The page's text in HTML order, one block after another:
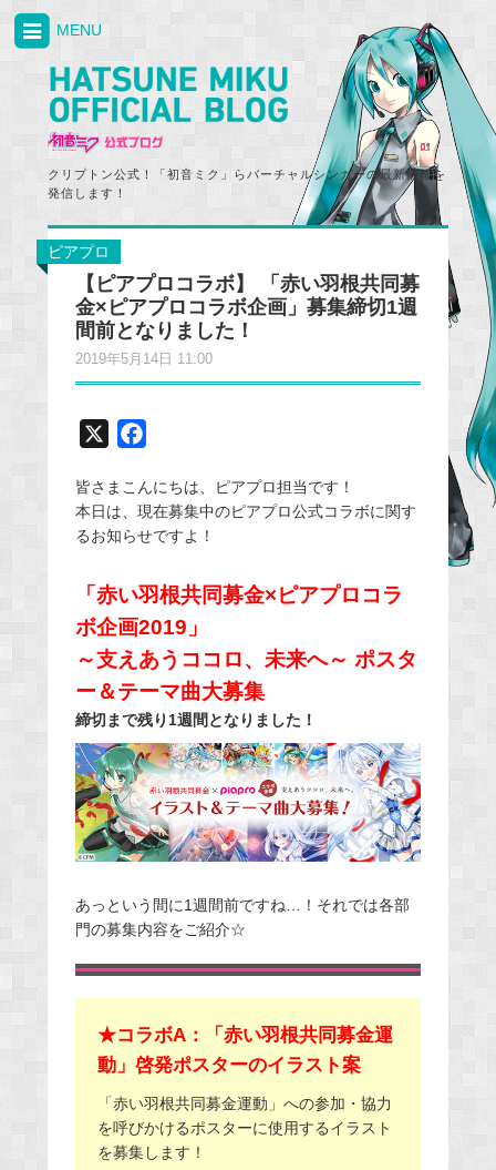
クリプトン公式！「初音ミク」らバーチャルシンガーの最新情報を
発信します！
MENU
ピアプロ
【ピアプロコラボ】 「赤い羽根共同募
金×ピアプロコラボ企画」募集締切1週
間前となりました！
2019年5月14日 11:00
c
e
b
o
k
皆さまこんにちは、ピアプロ担当です！
本日は、現在募集中のピアプロ公式コラボに関す
るお知らせですよ！
「赤い羽根共同募金×ピアプロコラ
ボ企画2019」
～支えあうココロ、未来へ～ ポスタ
ー＆テーマ曲大募集
締切まで残り1週間となりました！
あっという間に1週間前ですね…！それでは各部
門の募集内容をご紹介☆
★コラボA：「赤い羽根共同募金運
動」啓発ポスターのイラスト案
「赤い羽根共同募金運動」への参加・協力
を呼びかけるポスターに使用するイラスト
を募集します！